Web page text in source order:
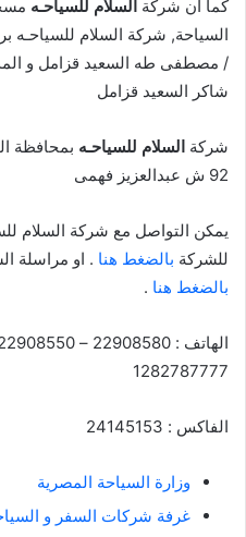
كما ان شركة السلام للسياحـه
السياحة, شركة السلام للسياحـه
/ مصطفى طه السعيد قزامل و
شاكر السعيد قزامل
شركة السلام للسياحـه بمحافظة
92 ش عبدالعزيز فهمى
يمكن التواصل مع شركة السلام
للشركة بالضغط هنا . او مراسلة
بالضغط هنا .
1282787777
الفاكس : 24145153
وزارة السياحة المصرية
غرفة شركات السفر و